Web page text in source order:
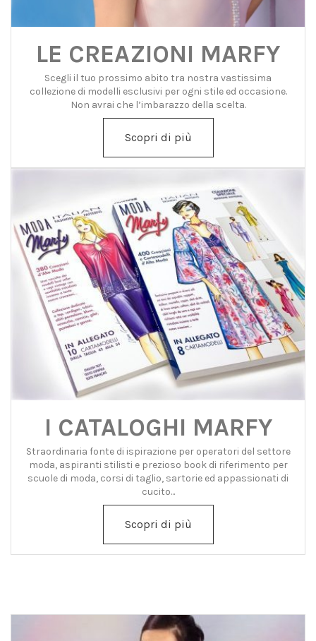
LE CREAZIONI MARFY
Scegli il tuo prossimo abito tra nostra vastissima
collezione di modelli esclusivi per ogni stile ed occasione.
Non avrai che l’imbarazzo della scelta.
Scopri di più
I CATALOGHI MARFY
Straordinaria fonte di ispirazione per operatori del settore
moda, aspiranti stilisti e prezioso book di riferimento per
scuole di moda, corsi di taglio, sartorie ed appassionati di
cucito...
Scopri di più